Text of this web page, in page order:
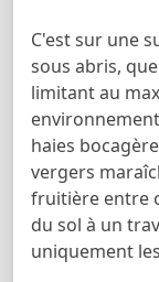
C'est sur une
sous abris,
limitant au
haies
vergers
fruitière entre
du sol à un
uniquement